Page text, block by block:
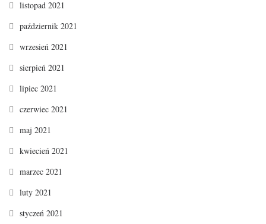
listopad 2021
październik 2021
wrzesień 2021
sierpień 2021
lipiec 2021
czerwiec 2021
maj 2021
kwiecień 2021
marzec 2021
luty 2021
styczeń 2021